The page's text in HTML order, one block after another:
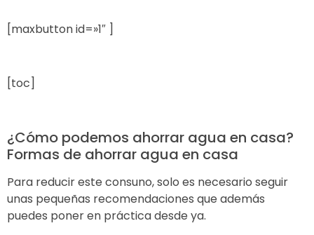
[maxbutton id=»1″ ]
[toc]
¿Cómo podemos ahorrar agua en casa?
Formas de ahorrar agua en casa
Para reducir este consuno, solo es necesario seguir
unas pequeñas recomendaciones que además
puedes poner en práctica desde ya.